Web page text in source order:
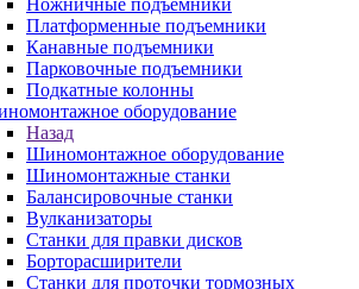
Ножничные подъемники
Платформенные подъемники
Канавные подъемники
Парковочные подъемники
Подкатные колонны
оборудование
Назад
Шиномонтажное оборудование
Шиномонтажные станки
Балансировочные станки
Вулканизаторы
Станки для правки дисков
Борторасширители
Станки для проточки тормозных